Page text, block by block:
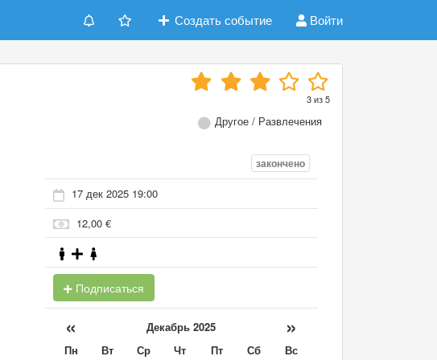
Создать событие Войти
3из5
Другое / Развлечения
закончено
17 дек 2025 19:00
12,00 €
Подписаться
« Декабрь 2025 »
Пн Вт Ср Чт Пт Сб
Вс